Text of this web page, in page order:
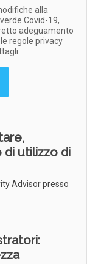
alla
Covid-19,
adeguamento
regole privacy
di utilizzo di
Advisor presso